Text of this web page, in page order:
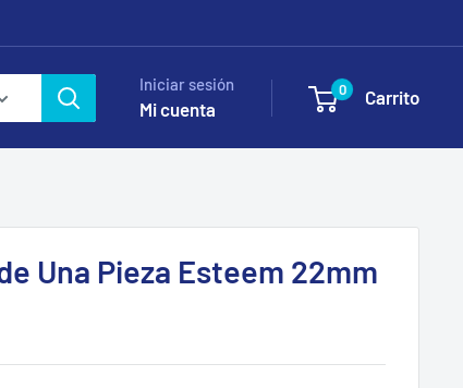
Iniciar sesión
Mi cuenta
0 Carrito
Una Pieza Esteem 22mm